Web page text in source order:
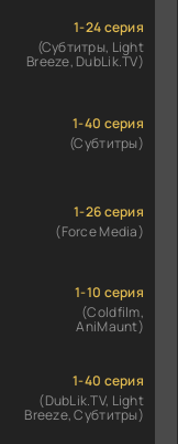
1-24 серия
(Субтитры, Light
Breeze, DubLik.TV)
1-40 серия
(Субтитры)
1-26 серия
(Force Media)
1-10 серия
(Coldfilm,
AniMaunt)
1-40 серия
(DubLik.TV, Light
Breeze, Субтитры)